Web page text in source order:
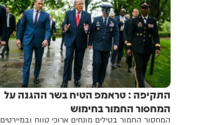
התקיפה : טראמפ הטיח בשר ההגנה על
המחסור החמור בחימוש
המחסור החמור בטילים מונחים ארוכי טווח ובמיירטים